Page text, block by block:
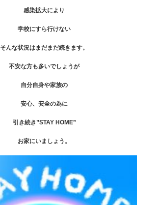
感染拡大により
学校にすら行けない
そんな状況はまだまだ続きます。
不安な方も多いでしょうが
自分自身や家族の
安心、安全の為に
引き続き”STAY HOME”
お家にいましょう。